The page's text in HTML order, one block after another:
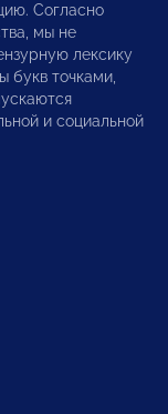
Согласно
мы не
лексику
букв точками,
и социальной